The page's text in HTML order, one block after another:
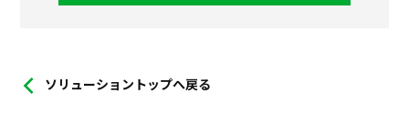
ソリューショントップへ戻る